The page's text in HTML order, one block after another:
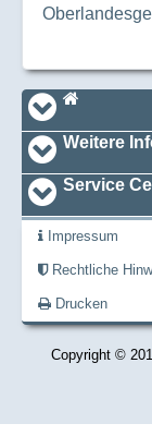
Startseite
Weitere
Service
Impressum
Rechtliche
Drucken
Copyright ©